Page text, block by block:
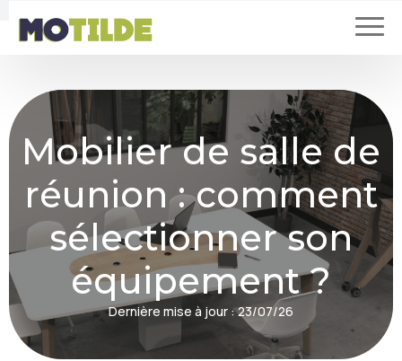
Mobilier de salle de
réunion : comment
sélectionner son
équipement ?
Dernière mise à jour :23/07/26